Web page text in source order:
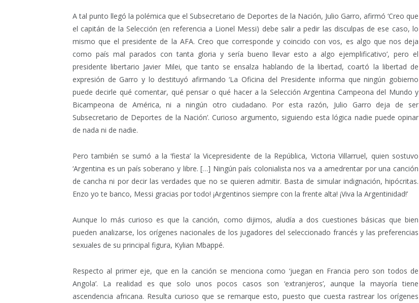
A tal punto llegó la polémica que el Subsecretario de Deportes de la Nación, Julio Garro, afirmó ‘Creo que
el capitán de la Selección (en referencia a Lionel Messi) debe salir a pedir las disculpas de ese caso, lo
mismo que el presidente de la AFA. Creo que corresponde y coincido con vos, es algo que nos deja
como país mal parados con tanta gloria y sería bueno llevar esto a algo ejemplificativo’, pero el
presidente libertario Javier Milei, que tanto se ensalza hablando de la libertad, coartó la libertad de
expresión de Garro y lo destituyó afirmando ‘La Oficina del Presidente informa que ningún gobierno
puede decirle qué comentar, qué pensar o qué hacer a la Selección Argentina Campeona del Mundo y
Bicampeona de América, ni a ningún otro ciudadano. Por esta razón, Julio Garro deja de ser
Subsecretario de Deportes de la Nación’. Curioso argumento, siguiendo esta lógica nadie puede opinar
de nada ni de nadie.
Pero también se sumó a la ‘fiesta’ la Vicepresidente de la República, Victoria Villarruel, quien sostuvo
‘Argentina es un país soberano y libre. […] Ningún país colonialista nos va a amedrentar por una canción
de cancha ni por decir las verdades que no se quieren admitir. Basta de simular indignación, hipócritas.
Enzo yo te banco, Messi gracias por todo! ¡Argentinos siempre con la frente alta! ¡Viva la Argentinidad!’
Aunque lo más curioso es que la canción, como dijimos, aludía a dos cuestiones básicas que bien
pueden analizarse, los orígenes nacionales de los jugadores del seleccionado francés y las preferencias
sexuales de su principal figura, Kylian Mbappé.
Respecto al primer eje, que en la canción se menciona como ‘juegan en Francia pero son todos de
Angola’. La realidad es que solo unos pocos casos son ‘extranjeros’, aunque la mayoría tiene
ascendencia africana. Resulta curioso que se remarque esto, puesto que cuesta rastrear los orígenes